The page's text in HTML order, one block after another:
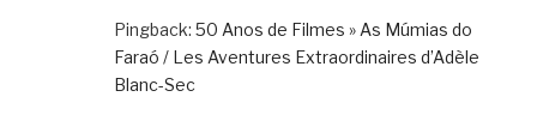
Pingback: 50 Anos de Filmes » As Múmias do
Faraó / Les Aventures Extraordinaires d’Adèle
Blanc-Sec